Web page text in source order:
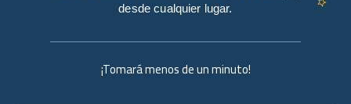
¡Tomará menos de un minuto!
desde cualquier lugar.